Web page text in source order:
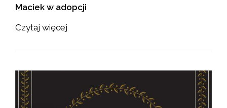
Maciek w adopcji
Czytaj więcej